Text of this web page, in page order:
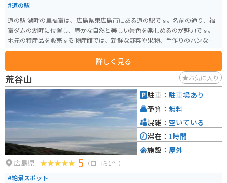
#道の駅
道の駅 湖畔の里福富は、広島県東広島市にある道の駅です。名前の通り、福
富ダムの湖畔に位置し、豊かな自然と美しい景色を楽しめるのが魅力です。
地元の特産品を販売する物産館では、新鮮な野菜や果物、手作りのパンなど
が人気です。レストランでは、地元産の食材を使った料理が味わえます。ダム
湖を眺めながら食事ができるテラス席もおすすめです。 また、レンタサイク
ルの貸し出しもあり、サイクリングを楽しむこともできます。周辺には、福
富ダムのダム湖百選にも選ばれた美しい景色が広がっており、サイクリング
に最適なコースもあります。バイクで訪れた際は、駐車場も広々としている
ので安心です。道の駅 湖畔の里福富は、自然を満喫したい方、地元グルメを
味わいたい方、サイクリングを楽しみたい方など、様々な方に楽しんでいた
だける道の駅です。
詳しく見る
荒谷山 お気に入り
広島県 5 （口コミ1件）
#絶景スポット
駐車： 駐車場あり
予算： 無料
混雑： 空いている
滞在： 1時間
施設： 屋外